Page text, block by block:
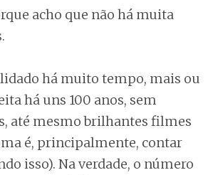
acho que não há muita
há muito tempo, mais ou
há uns 100 anos, sem
até mesmo brilhantes filmes
é, principalmente, contar
isso). Na verdade, o número